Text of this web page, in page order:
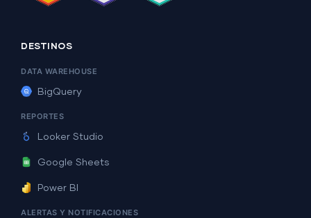
DESTINOS
DATA WAREHOUSE
BigQuery
REPORTES
Looker Studio
Google Sheets
Power BI
ALERTAS Y NOTIFICACIONES